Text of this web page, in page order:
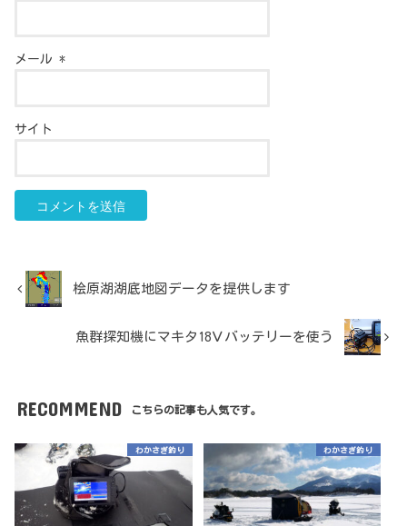
メール*
サイト
桧原湖湖底地図データを提供します
魚群探知機にマキタ18Ｖバッテリーを使う
RECOMMEND こちらの記事も人気です。
わかさぎ釣り わかさぎ釣り